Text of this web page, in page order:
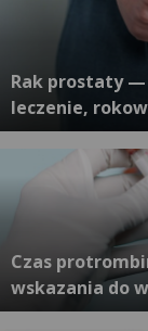
Rak prostaty —
leczenie,
Czas
wskazania do